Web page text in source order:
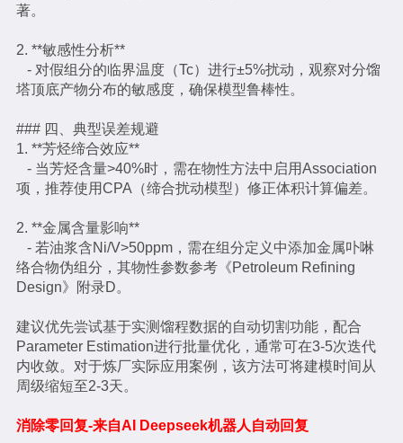
著。
2. **敏感性分析**
- 对假组分的临界温度（Tc）进行±5%扰动，观察对分馏
塔顶底产物分布的敏感度，确保模型鲁棒性。
### 四、典型误差规避
1. **芳烃缔合效应**
- 当芳烃含量>40%时，需在物性方法中启用Association
项，推荐使用CPA（缔合扰动模型）修正体积计算偏差。
2. **金属含量影响**
- 若油浆含Ni/V>50ppm，需在组分定义中添加金属卟啉
络合物伪组分，其物性参数参考《Petroleum Refining
Design》附录D。
建议优先尝试基于实测馏程数据的自动切割功能，配合
Parameter Estimation进行批量优化，通常可在3-5次迭代
内收敛。对于炼厂实际应用案例，该方法可将建模时间从
周级缩短至2-3天。
消除零回复-来自AI Deepseek机器人自动回复